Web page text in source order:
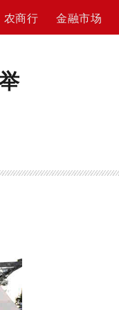
农商行 金融市场